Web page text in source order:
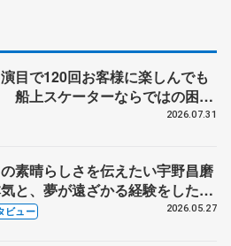
目で120回お客様に楽しんでも
船上スケーターならではの困難
影響あったPIW前キャプテン松
2026.07.31
素晴らしさを伝えたい宇野昌磨
と、夢が遠ざかる経験をした本
の覚悟
ビュー 2026.05.27